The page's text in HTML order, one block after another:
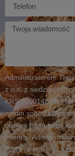
Twoja
wiadomość
Administratorem
z o.o. z siedzibą w
KRS 0000148982,
obsługi formularza
interesu
Podanie imienia i